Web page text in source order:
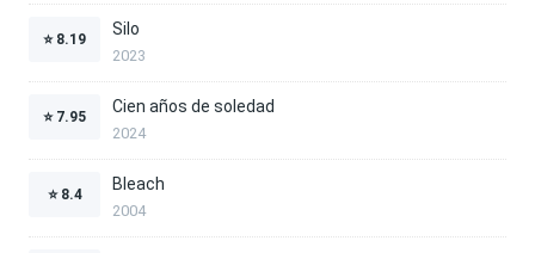
⭐ 8.19
Silo
2023
⭐ 7.95
Cien años de soledad
2024
⭐ 8.4
Bleach
2004